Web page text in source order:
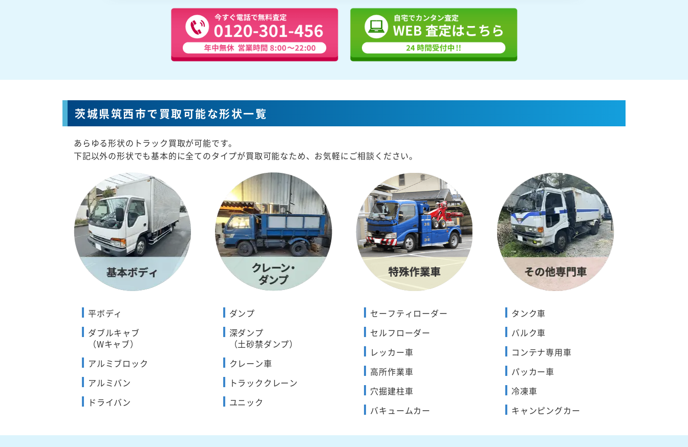
茨城県筑西市で買取可能な形状一覧
あらゆる形状のトラック買取が可能です。
下記以外の形状でも基本的に全てのタイプが買取可能なため、お気軽にご相談ください。
平ボディ
ダブルキャブ
（Wキャブ）
アルミブロック
アルミバン
ドライバン
ダンプ
深ダンプ
（土砂禁ダンプ）
クレーン車
トラッククレーン
ユニック
セーフティローダー
セルフローダー
レッカー車
高所作業車
穴掘建柱車
バキュームカー
タンク車
バルク車
コンテナ専用車
パッカー車
冷凍車
キャンピングカー